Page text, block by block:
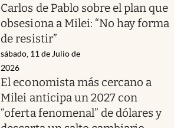
Carlos de Pablo sobre el plan que
obsesiona a Milei: “No hay forma
de resistir”
sábado, 11 de Julio de
2026
El economista más cercano a
Milei anticipa un 2027 con
“oferta fenomenal” de dólares y